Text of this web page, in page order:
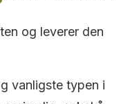
og leverer den
vanligste typen i